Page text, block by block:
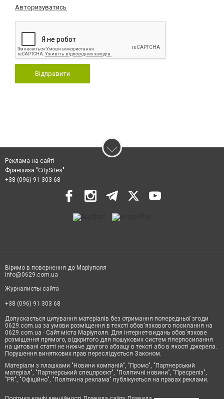
Авторизуватись
Відправити
Реклама на сайті
Франшиза "CitySites"
+38 (096) 91 303 68
Віримо в повернення до Маріуполя
info@0629.com.ua
Журналисты сайта
+38 (096) 91 303 68
Допускається цитування матеріалів без отримання попередньої згоди
0629.com.ua за умови розміщення в тексті обов'язкового посилання на
0629.com.ua - Сайт міста Маріуполя. Для інтернет-видань обов'язкове
розміщення прямого, відкритого для пошукових систем гіперпосилання
на цитовані статті не нижче другого абзацу в тексті або в якості джерела.
Порушення виняткових прав переслідується Законом.
Матеріали з плашками "Новини компаній", "Промо", "Партнерський
матеріал", "Партнерський спецпроєкт", "Політичні новини", "Пресреліз",
"PR", "Офіційно", "Політична реклама" публікуються на правах реклами.